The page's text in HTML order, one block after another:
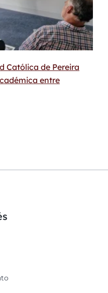
Católica de Pereira
entre